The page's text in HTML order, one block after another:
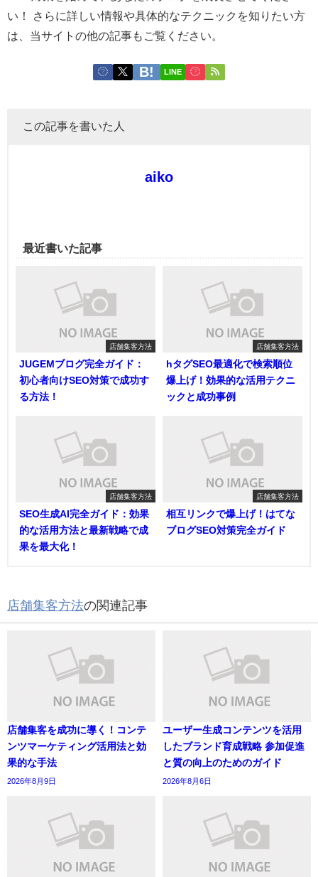
い！ さらに詳しい情報や具体的なテクニックを知りたい方
は、当サイトの他の記事もご覧ください。
LINE
この記事を書いた人
aiko
最近書いた記事
店舗集客方法
JUGEMブログ完全ガイド：
初心者向けSEO対策で成功す
る方法！
店舗集客方法
hタグSEO最適化で検索順位
爆上げ！効果的な活用テクニ
ックと成功事例
店舗集客方法
SEO生成AI完全ガイド：効果
的な活用方法と最新戦略で成
果を最大化！
店舗集客方法
相互リンクで爆上げ！はてな
ブログSEO対策完全ガイド
店舗集客方法の関連記事
店舗集客を成功に導く！コンテ
ンツマーケティング活用法と効
果的な手法
2026年8月9日
ユーザー生成コンテンツを活用
したブランド育成戦略 参加促進
と質の向上のためのガイド
2026年8月6日